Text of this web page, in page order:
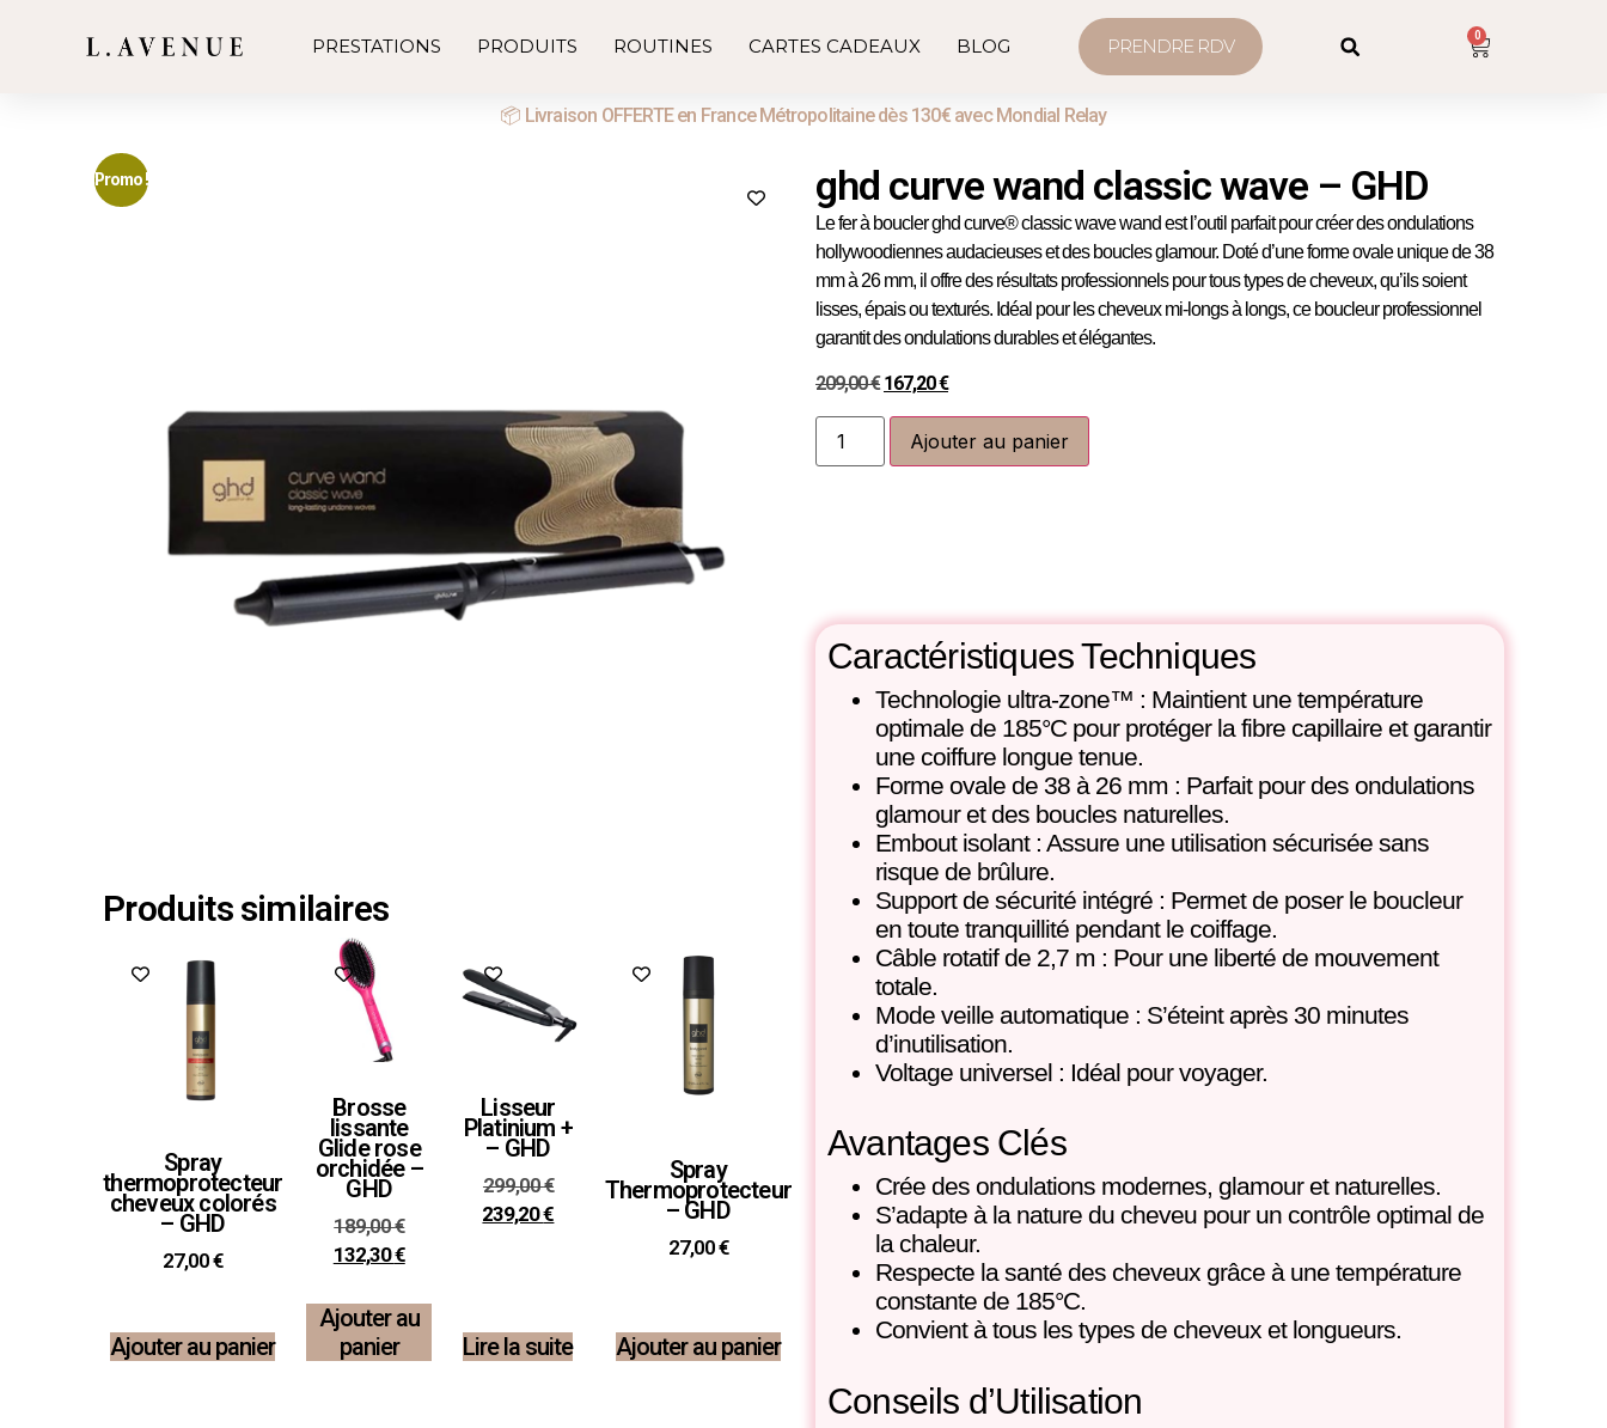
PRESTATIONS PRODUITS ROUTINES CARTES CADEAUX BLOG PRENDRE RDV 0
📦 Livraison OFFERTE en France Métropolitaine dès 130€ avec Mondial Relay
Promo !
Produits similaires
Spray
thermoprotecteur
cheveux colorés
– GHD
27,00€
Ajouter au panier
Promo !
Brosse
lissante
Glide rose
orchidée –
GHD
189,00€
132,30€
Ajouter au
panier
Lisseur
Platinium +
– GHD
299,00€
239,20€
Lire la suite
Spray
Thermoprotecteur
– GHD
27,00€
Ajouter au panier
ghd curve wand classic wave – GHD
Le fer à boucler ghd curve® classic wave wand est l’outil parfait pour créer des ondulations
hollywoodiennes audacieuses et des boucles glamour. Doté d’une forme ovale unique de 38
mm à 26 mm, il offre des résultats professionnels pour tous types de cheveux, qu’ils soient
lisses, épais ou texturés. Idéal pour les cheveux mi-longs à longs, ce boucleur professionnel
garantit des ondulations durables et élégantes.
209,00€ 167,20€
Ajouter au panier
Caractéristiques Techniques
Technologie ultra-zone™ : Maintient une température
optimale de 185°C pour protéger la fibre capillaire et garantir
une coiffure longue tenue.
Forme ovale de 38 à 26 mm : Parfait pour des ondulations
glamour et des boucles naturelles.
Embout isolant : Assure une utilisation sécurisée sans
risque de brûlure.
Support de sécurité intégré : Permet de poser le boucleur
en toute tranquillité pendant le coiffage.
Câble rotatif de 2,7 m : Pour une liberté de mouvement
totale.
Mode veille automatique : S’éteint après 30 minutes
d’inutilisation.
Voltage universel : Idéal pour voyager.
Avantages Clés
Crée des ondulations modernes, glamour et naturelles.
S’adapte à la nature du cheveu pour un contrôle optimal de
la chaleur.
Respecte la santé des cheveux grâce à une température
constante de 185°C.
Convient à tous les types de cheveux et longueurs.
Conseils d’Utilisation